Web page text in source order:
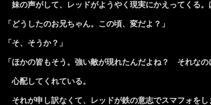
妹の声がして、レッドがようやく現実にかえってくる。
「どうしたのお兄ちゃん。この頃、変だよ？」
「そ、そうか？」
「ほかの皆もそう。強い敵が現れたんだよね？ それな
心配してくれている。
それが申し訳なくて、レッドが鉄の意志でスマフォをし